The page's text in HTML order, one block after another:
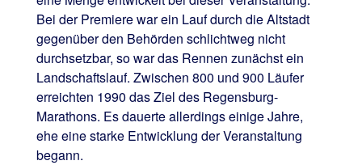
Bei der Premiere war ein Lauf durch die Altstadt
gegenüber den Behörden schlichtweg nicht
durchsetzbar, so war das Rennen zunächst ein
Landschaftslauf. Zwischen 800 und 900 Läufer
erreichten 1990 das Ziel des Regensburg-
Marathons. Es dauerte allerdings einige Jahre,
ehe eine starke Entwicklung der Veranstaltung
begann.